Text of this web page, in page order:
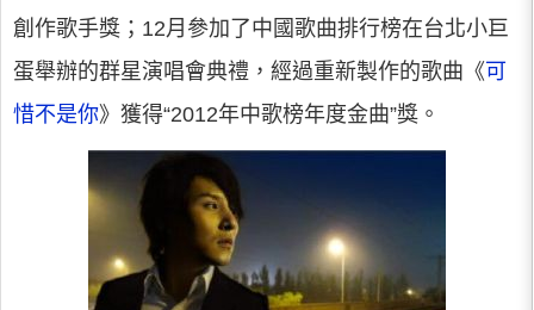
創作歌手獎；12月參加了中國歌曲排行榜在台北小巨
蛋舉辦的群星演唱會典禮，經過重新製作的歌曲《可
惜不是你》獲得“2012年中歌榜年度金曲”獎。